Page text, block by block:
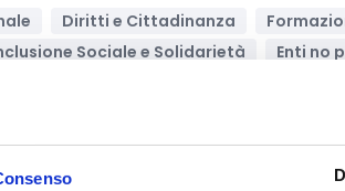
Diritti e Cittadinanza
Sociale e Solidarietà
Enti no